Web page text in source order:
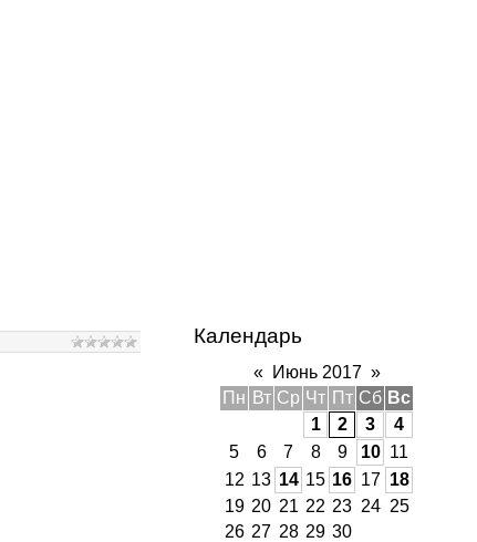
Календарь
« Июнь 2017 »
Пн Вт Ср Чт Пт Сб Вс
1
2 3
4
5
6 7 8 9 10 11
12 13 14 15 16 17 18
19 20 21 22 23 24 25
26 27 28 29 30